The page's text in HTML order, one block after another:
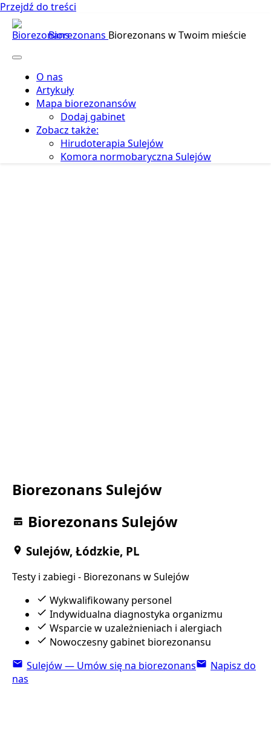
Przejdź do treści
Biorezonans Biorezonans w Twoim mieście
O nas
Artykuły
Mapa biorezonansów
Dodaj gabinet
Zobacz także:
Hirudoterapia Sulejów
Komora normobaryczna Sulejów
Biorezonans Sulejów
Biorezonans Sulejów
Sulejów, Łódzkie, PL
Testy i zabiegi - Biorezonans w Sulejów
Wykwalifikowany personel
Indywidualna diagnostyka organizmu
Wsparcie w uzależnieniach i alergiach
Nowoczesny gabinet biorezonansu
Sulejów — Umów się na biorezonans
Napisz do
nas